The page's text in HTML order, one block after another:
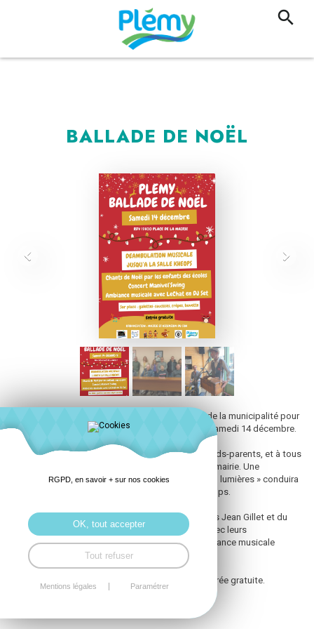
BALLADE DE NOËL
Cette année, l’Ascension du son sera partenaire de la municipalité pour
organiser la ballade de Noël qui sera de retour le samedi 14 décembre.
Rendez-vous est donné aux enfants, parents, grands-parents, et à tous
les plémytains qui le souhaitent à 19h30 devant la mairie. Une
déambulation à travers le bourg « en musique et en lumières » conduira
l’ensemble des participants jusqu’à ‘à la salle Khéops.
Au programme de la soirée : les enfants des écoles Jean Gillet et du
Sacré Cœur interprèteront des chants préparés avec leurs
enseignantes, concert de Manivel'Swing puis ambiance musicale
LeChat en DJ Set.
Sur place, galettes saucisses, crêpes, buvette. Entrée gratuite.
RGPD, en savoir + sur nos cookies
OK, tout accepter
Tout refuser
Mentions légales Paramétrer